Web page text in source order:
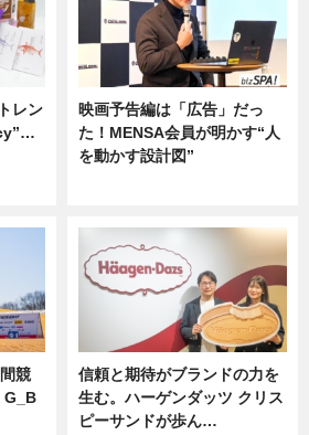
レン
映画予告編は「広告」だっ
た！MENSA会員が明かす“人
を動かす設計図”
競
信頼と期待がブランドの力を
生む。ハーゲンダッツ クリス
ピーサンドが歩ん…